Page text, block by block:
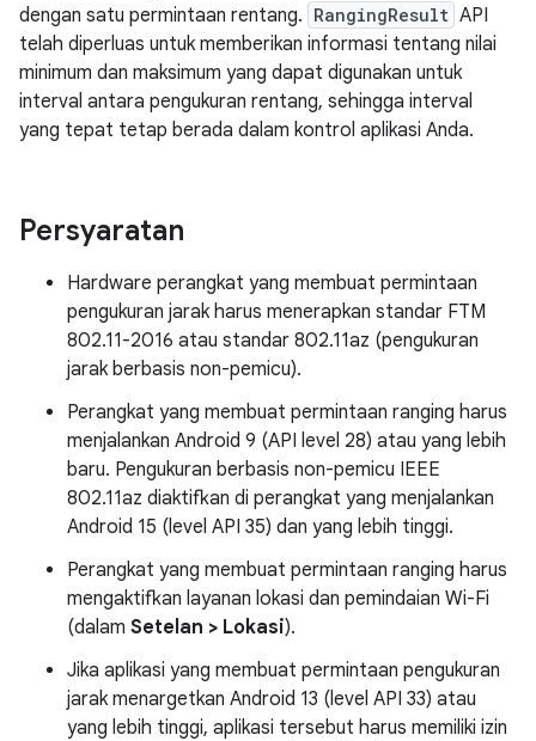
dengan satu permintaan rentang. RangingResult API
telah diperluas untuk memberikan informasi tentang nilai
minimum dan maksimum yang dapat digunakan untuk
interval antara pengukuran rentang, sehingga interval
yang tepat tetap berada dalam kontrol aplikasi Anda.
Persyaratan
Hardware perangkat yang membuat permintaan
pengukuran jarak harus menerapkan standar FTM
802.11-2016 atau standar 802.11az (pengukuran
jarak berbasis non-pemicu).
Perangkat yang membuat permintaan ranging harus
menjalankan Android 9 (API level 28) atau yang lebih
baru. Pengukuran berbasis non-pemicu IEEE
802.11az diaktifkan di perangkat yang menjalankan
Android 15 (level API 35) dan yang lebih tinggi.
Perangkat yang membuat permintaan ranging harus
mengaktifkan layanan lokasi dan pemindaian Wi-Fi
(dalam Setelan > Lokasi).
Jika aplikasi yang membuat permintaan pengukuran
jarak menargetkan Android 13 (level API 33) atau
yang lebih tinggi, aplikasi tersebut harus memiliki izin